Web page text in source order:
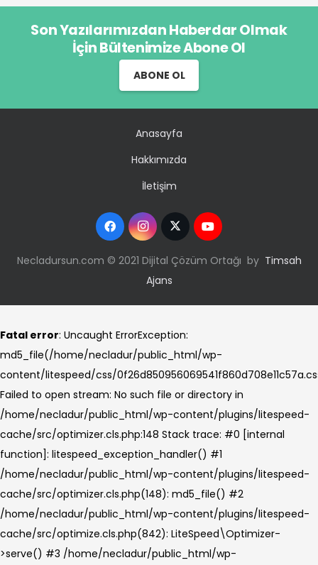
Son Yazılarımızdan Haberdar Olmak
İçin Bültenimize Abone Ol
ABONE OL
Anasayfa
Hakkımızda
İletişim
Necladursun.com © 2021 Dijital Çözüm Ortağı by Timsah
Ajans
Fatal error: Uncaught ErrorException:
md5_file(/home/necladur/public_html/wp-
content/litespeed/css/
Failed to open stream: No such file or directory in
/home/necladur/public_html/wp-content/plugins/litespeed-
cache/src/optimizer.cls.php:148 Stack trace: #0 [internal
function]: litespeed_exception_handler() #1
/home/necladur/public_html/wp-content/plugins/litespeed-
cache/src/optimizer.cls.php(148): md5_file() #2
/home/necladur/public_html/wp-content/plugins/litespeed-
cache/src/optimize.cls.php(842): LiteSpeed\Optimizer-
>serve() #3 /home/necladur/public_html/wp-